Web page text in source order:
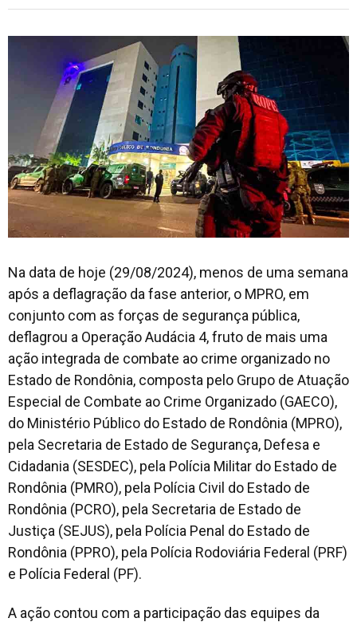
Na data de hoje (29/08/2024), menos de uma semana
após a deflagração da fase anterior, o MPRO, em
conjunto com as forças de segurança pública,
deflagrou a Operação Audácia 4, fruto de mais uma
ação integrada de combate ao crime organizado no
Estado de Rondônia, composta pelo Grupo de Atuação
Especial de Combate ao Crime Organizado (GAECO),
do Ministério Público do Estado de Rondônia (MPRO),
pela Secretaria de Estado de Segurança, Defesa e
Cidadania (SESDEC), pela Polícia Militar do Estado de
Rondônia (PMRO), pela Polícia Civil do Estado de
Rondônia (PCRO), pela Secretaria de Estado de
Justiça (SEJUS), pela Polícia Penal do Estado de
Rondônia (PPRO), pela Polícia Rodoviária Federal (PRF)
e Polícia Federal (PF).
A ação contou com a participação das equipes da